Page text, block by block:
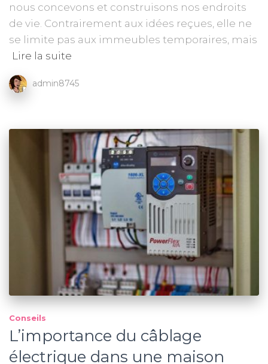
nous concevons et construisons nos endroits
de vie. Contrairement aux idées reçues, elle ne
se limite pas aux immeubles temporaires, mais
Lire la suite
admin8745
Conseils
L’importance du câblage
électrique dans une maison